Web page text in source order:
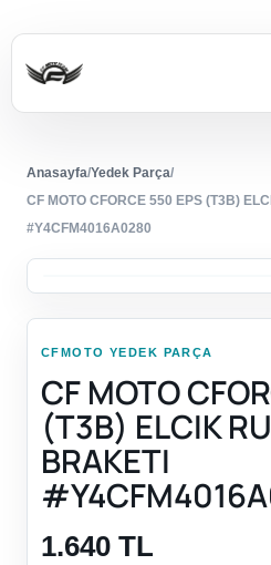
Anasayfa/Yedek Parça/
CF MOTO CFORCE 550 EPS (T3B)
#Y4CFM4016A0280
CFMOTO YEDEK PARÇA
CF MOTO
(T3B) ELCIK
BRAKETI
1.640 TL